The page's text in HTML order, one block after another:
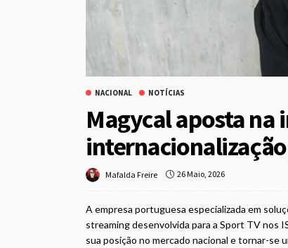
NACIONAL NOTÍCIAS
Magycal aposta na
Mafalda Freire 26 Maio, 2026
A empresa portuguesa especializada em
streaming desenvolvida para a Sport TV nos
sua posição no mercado nacional e tornar-se